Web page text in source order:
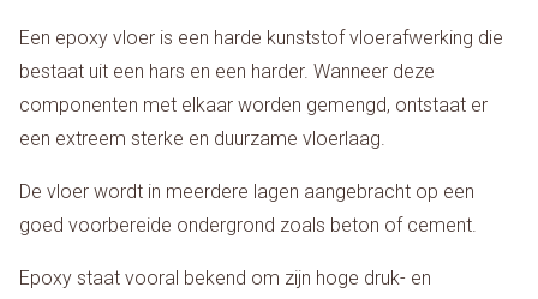
Een epoxy vloer is een harde kunststof vloerafwerking die
bestaat uit een hars en een harder. Wanneer deze
componenten met elkaar worden gemengd, ontstaat er
een extreem sterke en duurzame vloerlaag.
De vloer wordt in meerdere lagen aangebracht op een
goed voorbereide ondergrond zoals beton of cement.
Epoxy staat vooral bekend om zijn hoge druk- en